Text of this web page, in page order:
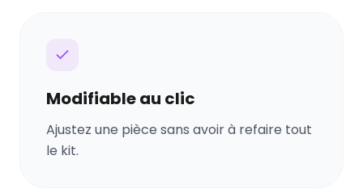
Modifiable au clic
Ajustez une pièce sans avoir à refaire tout
le kit.